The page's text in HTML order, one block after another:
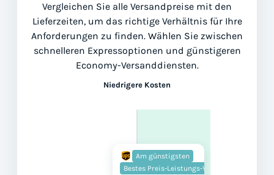
Vergleichen Sie alle Versandpreise mit den
Lieferzeiten, um das richtige Verhältnis für Ihre
Anforderungen zu finden. Wählen Sie zwischen
schnelleren Expressoptionen und günstigeren
Economy-Versanddiensten.
Niedrigere Kosten
Am günstigsten
Bestes Preis-Leistungs-Verhältnis